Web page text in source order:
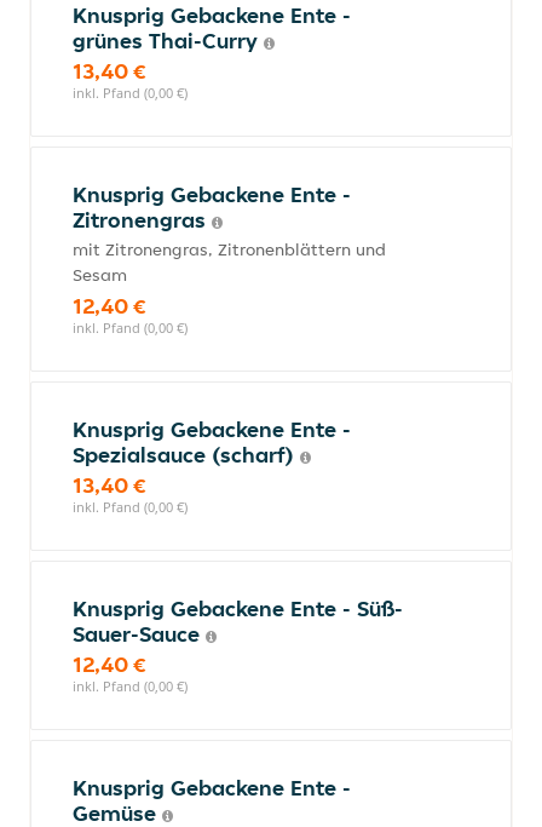
Knusprig Gebackene Ente -
grünes Thai-Curry
13,40 €
inkl. Pfand (0,00 €)
Knusprig Gebackene Ente -
Zitronengras
mit Zitronengras, Zitronenblättern und
Sesam
12,40 €
inkl. Pfand (0,00 €)
Knusprig Gebackene Ente -
Spezialsauce (scharf)
13,40 €
inkl. Pfand (0,00 €)
Knusprig Gebackene Ente - Süß-
Sauer-Sauce
12,40 €
inkl. Pfand (0,00 €)
Knusprig Gebackene Ente -
Gemüse